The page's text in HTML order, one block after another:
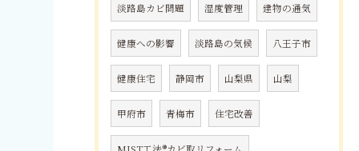
淡路島カビ問題 湿度管理 建物の通気
健康への影響 淡路島の気候 八王子市
健康住宅 静岡市 山梨県 山梨
甲府市 青梅市 住宅改善